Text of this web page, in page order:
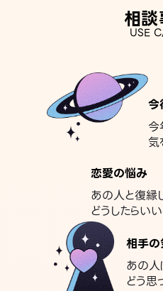
相
USE
今
今
気
恋愛の悩み
あの人と復縁
どうしたらい
相手の
あの人
どう思